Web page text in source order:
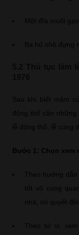
Một đĩa muối gạo
Ba hũ nhỏ đựng
Sau khi biết mâm
động thổ cần
lễ động thổ, lễ cúng
Bước 1: Chọn
Theo hướng dẫn
tốt vô cùng
nhà, nó quyết
Theo tử vi,